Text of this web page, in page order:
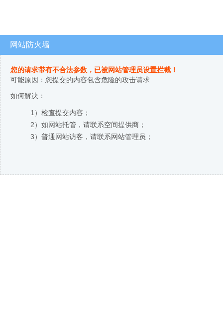
网站防火墙
您的请求带有不合法参数，已被网站管理员设置拦截！
可能原因：您提交的内容包含危险的攻击请求
如何解决：
1）检查提交内容；
2）如网站托管，请联系空间提供商；
3）普通网站访客，请联系网站管理员；